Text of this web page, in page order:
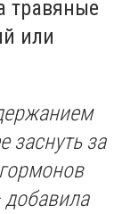
травяные
или
заснуть за
добавила